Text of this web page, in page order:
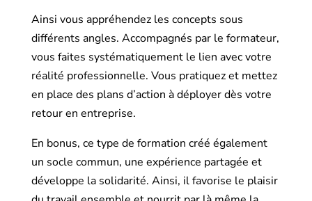
Ainsi vous appréhendez les concepts sous
différents angles. Accompagnés par le formateur,
vous faites systématiquement le lien avec votre
réalité professionnelle. Vous pratiquez et mettez
en place des plans d’action à déployer dès votre
retour en entreprise.
En bonus, ce type de formation créé également
un socle commun, une expérience partagée et
développe la solidarité. Ainsi, il favorise le plaisir